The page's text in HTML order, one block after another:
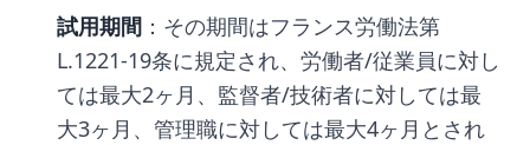
試用期間 ：その期間はフランス労働法第
L.1221-19条に規定され、労働者/従業員に対し
ては最大2ヶ月、監督者/技術者に対しては最
大3ヶ月、管理職に対しては最大4ヶ月とされ